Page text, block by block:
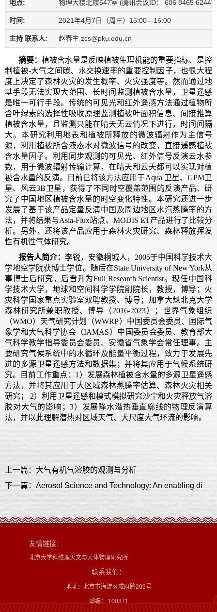
地点: 物理大楼北楼547室 (腾讯会议ID： 606 8465 6244)
时间: 2021年4月7日（周三）15:00—16:00
主持 联系人: 赵春生 zcs@pku.edu.cn
摘要： 植被含水量是反映植被生理机能的重要指标、是控
制植被-大气之间碳、水交换速率的重要控制因子，也很大程
度上决定了森林火灾的发生概率、火灾强度等。然而通过地
基手段无法实现大范围、长时间监测植被含水量，卫星遥感
是唯一可行手段。传统的可见光和红外遥感方法通过植物所
含叶绿素的选择性吸收原理监测植被叶面积信息、间接推算
植被含水量，且监测只能在晴天无云情况下进行，时间间隔
大。本研究利用地表和植被所释放的微波辐射作为主信号
源，利用植被所含液态水对微波信号的改变，直接遥感植被
含水量因子。利用同步观测的可见光、红外信号反演云水参
数，用于微波辐射传输计算，在晴天和云天都可以实现对植
被含水量的反演。目前已将该方法应用于Aqua 卫星、GPM卫
星、风云3B卫星，获得了不同时空覆盖范围的反演产品、研
究了中国地区植被含水量的时空变化特性。本研究还进一步
发展了基于该产品定量反演中国及周边地区水汽蒸腾率的方
法，并将结果与Asia-Flux站点、MODIS ET产品进行了比较分
析。另外，还将该产品应用于森林火灾研究、森林释放挥发
性有机性气体研究。
报告人简介： 李锐，安徽桐城人，2005于中国科学技术大
学地空学院获博士学位。随后在State University of New York从
事博士后研究，后晋升为Full Research Scientist。现任中国科
学技术大学，地球和空间科学学院副院长，教授，博导；火
灾科学国家重点实验室双聘教授、博导；加拿大魁北克大学
森林研究所兼职教授、博导（2016-2023）；世界气象组织
（WMO）天气研究计划（WWRP）中国委员会委员、国际气
象学和大气科学协会（IAMAS）中国委员会委员、教育部大
气科学教学指导委员会委员、安徽省气象学会常任理事。主
要研究气候系统中的水循环及能量平衡过程，致力于发展先
进的多源卫星遥感方法和数据集；并将其应用于气候系统研
究。目前工作重点：1）发展森林植被含水量的多源卫星遥感
方法，并将其应用于大区域森林蒸腾率估算、森林火灾相关
研究； 2）利用卫星遥感和模式模拟研究沙尘和火灾释放气溶
胶对大气的影响；3）发展降水潜热垂直廓线的物理反演算
法，并以此理解潜热对区域天气、大尺度大气环流的影响。
上一篇：大气有机气溶胶的观测与分析
友情链接：
北京大学科维理天文与天体物理研究所
联系我们：
地址：北京市海淀区成府路209号
邮编： 100871